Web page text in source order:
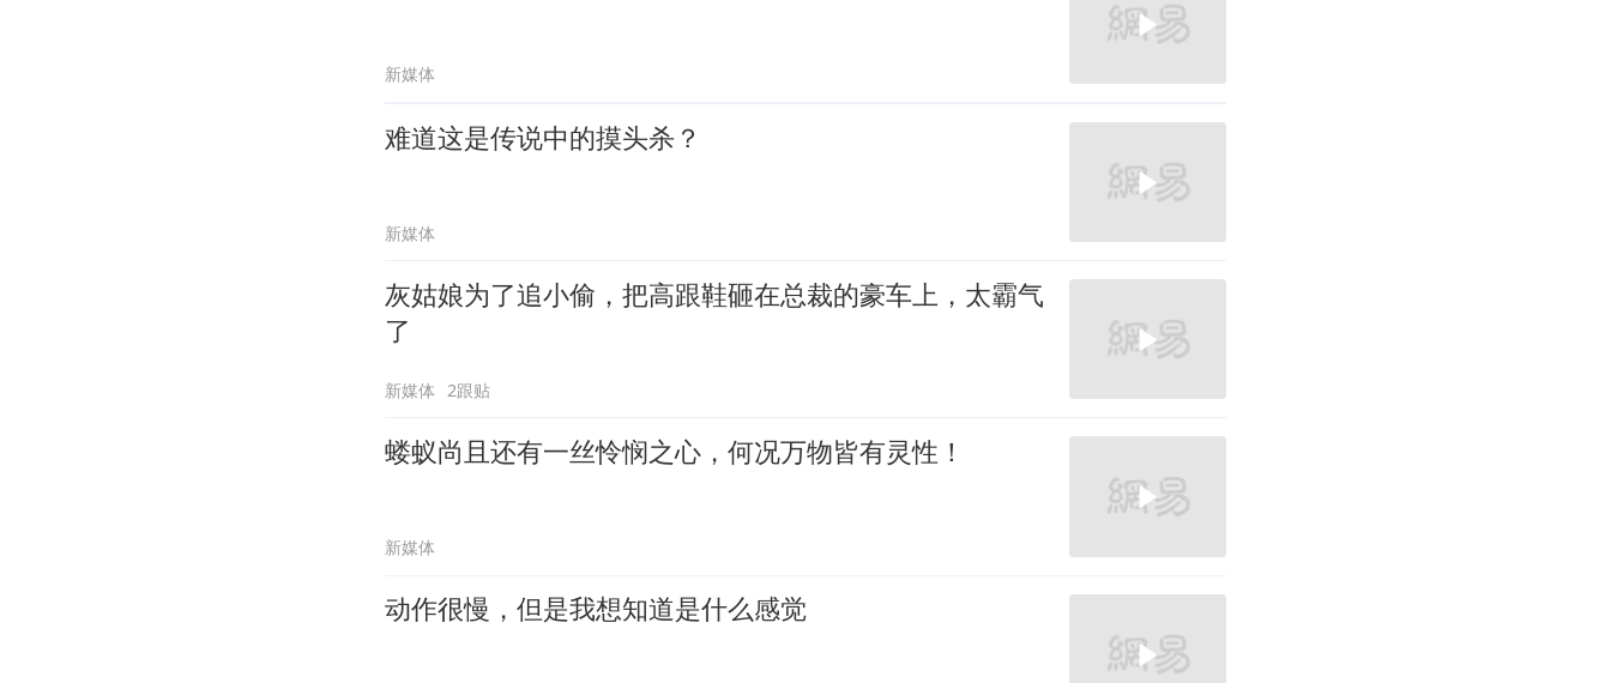
新媒体
难道这是传说中的摸头杀？
新媒体
灰姑娘为了追小偷，把高跟鞋砸在总裁的豪车上，太霸气
了
新媒体 2跟贴
蝼蚁尚且还有一丝怜悯之心，何况万物皆有灵性！
新媒体
动作很慢，但是我想知道是什么感觉